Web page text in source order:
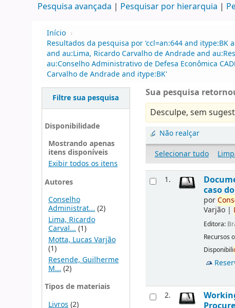
Pesquisa avançada Pesquisar por hierarquia
Início ›
Resultados da pesquisa por 'ccl=an:644 and
and au:Lima, Ricardo Carvalho de Andrade and
au:Conselho Administrativo de Defesa Econômica
Carvalho de Andrade and itype:BK'
Filtre sua pesquisa
Disponibilidade
Mostrando apenas
itens disponíveis
Exibir todos os itens
Autores
Conselho
Administrat...(2)
Lima, Ricardo
Carval... (1)
Motta, Lucas Varjão
(1)
Resende, Guilherme
M... (2)
Tipos de materiais
Livros (2)
Sua pesquisa
Desculpe, sem
Não realçar
Selecionar tudo
1.
caso
por
Varjão |
Editora:
Recursos
Disponibili
2.